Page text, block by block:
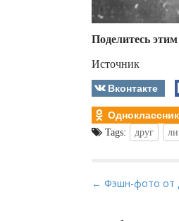
Поделитесь
Источник
Вконтакте
Tags: друг
P
← Фэшн-фото от